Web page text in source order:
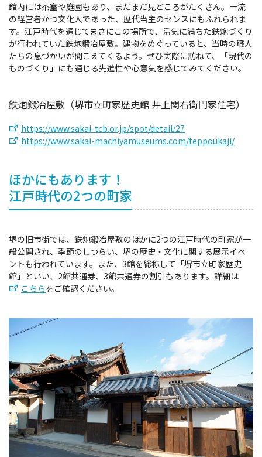
館内には茶室や庭園もあり、まだまだ見どころがたくさん。一流
の経営者かつ文化人であった、歴代当主のセンスにもふれられま
す。江戸時代を通じてまさにこの場所で、活気に満ちた鉄炮づくり
が行われていた鉄炮鍛冶屋敷。建物をめぐっていると、当時の職人
たちの息づかいが聞こえてくるよう。ぜひ実際に訪ねて、「現代の
ものづくり」にも通じる先進性や心意気を感じてみてください。
鉄炮鍛冶屋敷（堺市立町家歴史館 井上関右衛門家住宅）
https://www.sakai-tcb.or.jp/spot/detail/27
https://www.sakai-machiyamuseums.com/teppoukaji/
ほかにもあります！
江戸時代の2つの町家
堺の旧市街では、鉄炮鍛冶屋敷のほかに2つの江戸時代の町家が一
般公開され、季節のしつらい、堺の歴史・文化に関する展示イベ
ントも行われています。また、3館を総称して「堺市立町家歴史
館」といい、2館共通券、3館共通券の割引もあります。詳細は
こちらをご確認ください。